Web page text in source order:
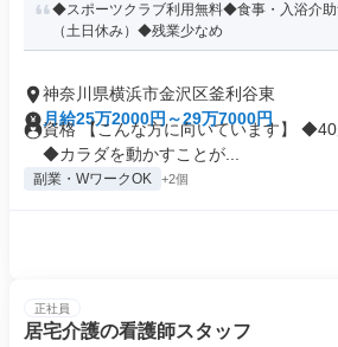
◆スポーツクラブ利用無料◆食事・入浴介
（土日休み）◆残業少なめ
神奈川県横浜市金沢区釜利谷東
月給25万2000円～29万7000円
資格 【こんな方に向いています】
◆カラダを動かすことが...
副業・WワークOK +2個
正社員
居宅介護の看護師スタッフ